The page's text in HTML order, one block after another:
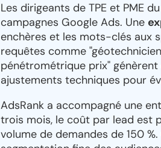
Les dirigeants de TPE et PME
campagnes Google Ads. Une
enchères et les mots-clés aux
requêtes comme
pénétrométrique prix"
ajustements techniques pour
AdsRank a accompagné une
trois mois, le coût par lead est
volume de demandes de 150